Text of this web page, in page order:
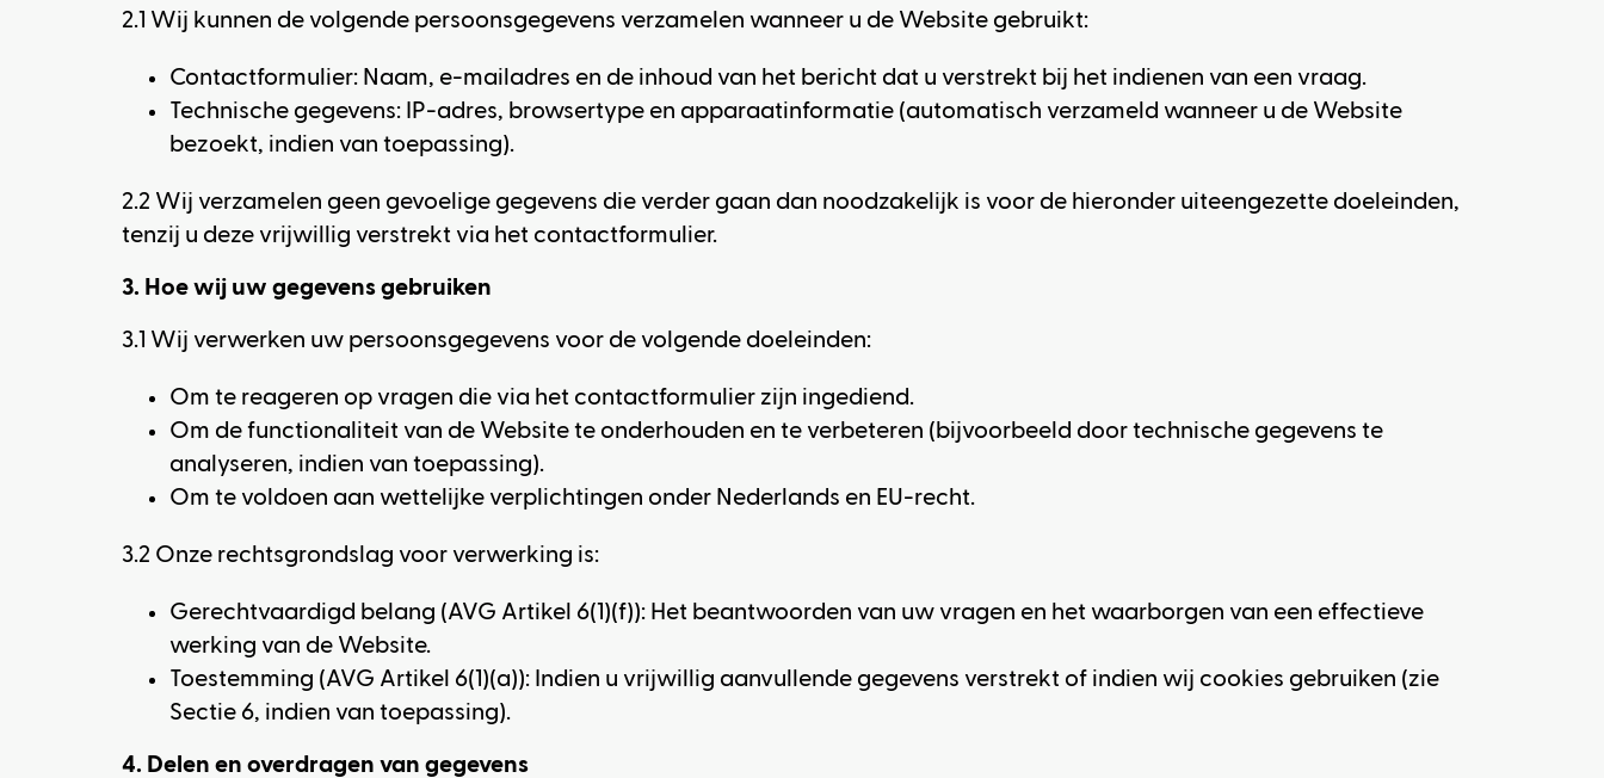
2.1 Wij kunnen de volgende persoonsgegevens verzamelen wanneer u de Website gebruikt:
Contactformulier: Naam, e-mailadres en de inhoud van het bericht dat u verstrekt bij het indienen van een vraag.
Technische gegevens: IP-adres, browsertype en apparaatinformatie (automatisch verzameld wanneer u de Website
bezoekt, indien van toepassing).
2.2 Wij verzamelen geen gevoelige gegevens die verder gaan dan noodzakelijk is voor de hieronder uiteengezette doeleinden,
tenzij u deze vrijwillig verstrekt via het contactformulier.
3. Hoe wij uw gegevens gebruiken
3.1 Wij verwerken uw persoonsgegevens voor de volgende doeleinden:
Om te reageren op vragen die via het contactformulier zijn ingediend.
Om de functionaliteit van de Website te onderhouden en te verbeteren (bijvoorbeeld door technische gegevens te
analyseren, indien van toepassing).
Om te voldoen aan wettelijke verplichtingen onder Nederlands en EU-recht.
3.2 Onze rechtsgrondslag voor verwerking is:
Gerechtvaardigd belang (AVG Artikel 6(1)(f)): Het beantwoorden van uw vragen en het waarborgen van een effectieve
werking van de Website.
Toestemming (AVG Artikel 6(1)(a)): Indien u vrijwillig aanvullende gegevens verstrekt of indien wij cookies gebruiken (zie
Sectie 6, indien van toepassing).
4. Delen en overdragen van gegevens